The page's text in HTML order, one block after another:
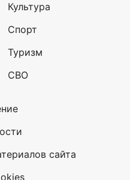
Культура
Спорт
Туризм
СВО
сайта